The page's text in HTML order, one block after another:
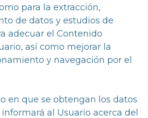
para la extracción,
de datos y estudios de
adecuar el Contenido
así como mejorar la
y navegación por el
en que se obtengan los datos
al Usuario acerca del